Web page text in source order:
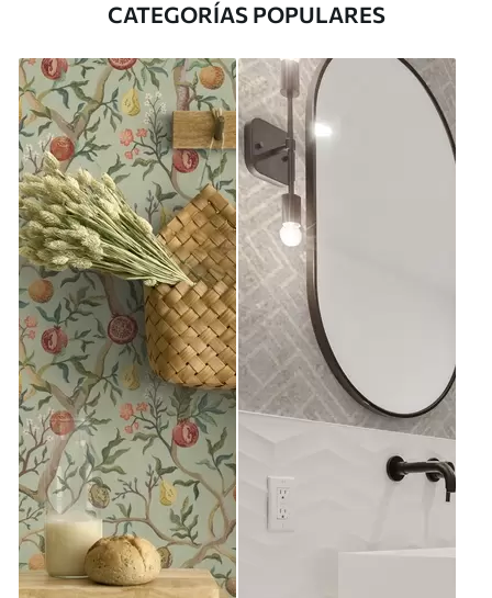
CATEGORÍAS POPULARES